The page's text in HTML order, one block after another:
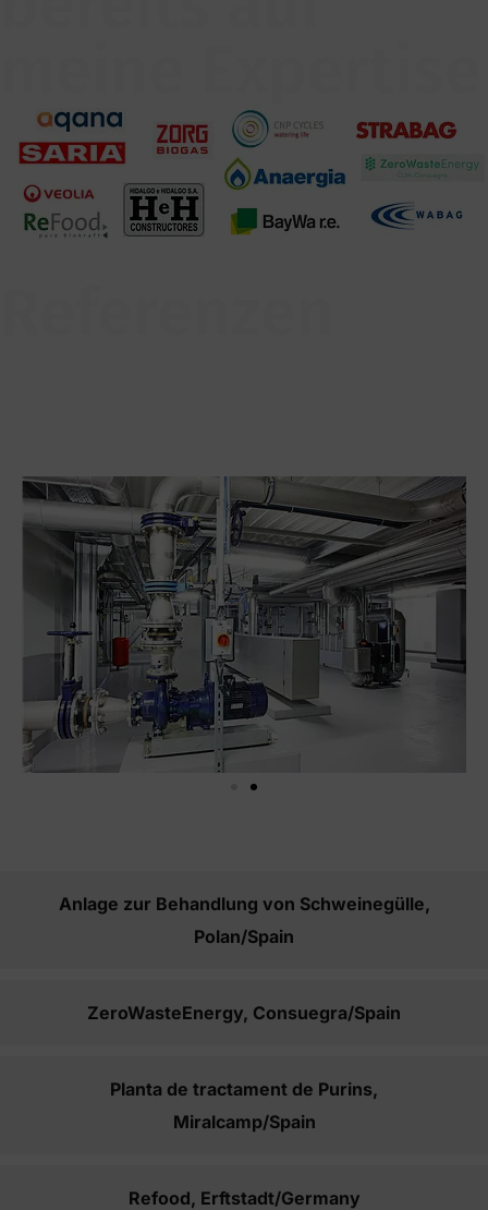
Anlage zur Behandlung von Schweinegülle,
Polan/Spain
ZeroWasteEnergy, Consuegra/Spain
Planta de tractament de Purins,
Miralcamp/Spain
Refood, Erftstadt/Germany